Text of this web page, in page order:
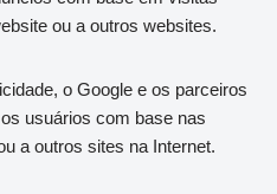
ou a outros websites.
o Google e os parceiros
usuários com base nas
a outros sites na Internet.